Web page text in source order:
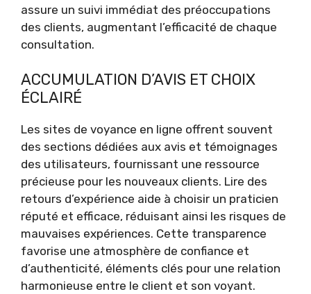
assure un suivi immédiat des préoccupations
des clients, augmentant l’efficacité de chaque
consultation.
ACCUMULATION D’AVIS ET CHOIX
ÉCLAIRÉ
Les sites de voyance en ligne offrent souvent
des sections dédiées aux avis et témoignages
des utilisateurs, fournissant une ressource
précieuse pour les nouveaux clients. Lire des
retours d’expérience aide à choisir un praticien
réputé et efficace, réduisant ainsi les risques de
mauvaises expériences. Cette transparence
favorise une atmosphère de confiance et
d’authenticité, éléments clés pour une relation
harmonieuse entre le client et son voyant.